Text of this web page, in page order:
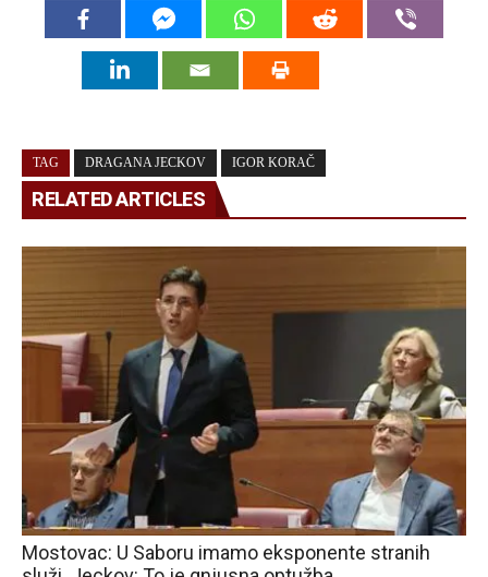
TAG DRAGANA JECKOV IGOR KORAČ
RELATED ARTICLES
Mostovac: U Saboru imamo eksponente stranih